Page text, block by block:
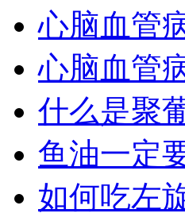
心脑血管
心脑血管
什么是聚
鱼油一定
如何吃左